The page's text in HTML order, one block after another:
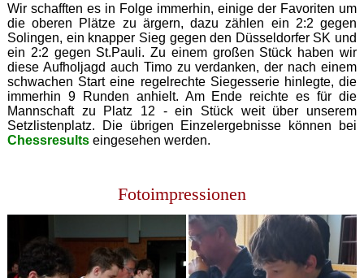
Wir schafften es in Folge immerhin, einige der Favoriten um
die oberen Plätze zu ärgern, dazu zählen ein 2:2 gegen
Solingen, ein knapper Sieg gegen den Düsseldorfer SK und
ein 2:2 gegen St.Pauli. Zu einem großen Stück haben wir
diese Aufholjagd auch Timo zu verdanken, der nach einem
schwachen Start eine regelrechte Siegesserie hinlegte, die
immerhin 9 Runden anhielt. Am Ende reichte es für die
Mannschaft zu Platz 12 - ein Stück weit über unserem
Setzlistenplatz. Die übrigen Einzelergebnisse können bei
Chessresultseingesehen werden.
Fotoimpressionen